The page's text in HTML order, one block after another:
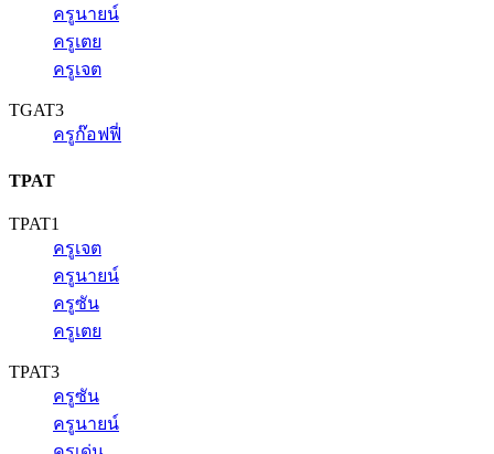
ครูนายน์
ครูเตย
ครูเจต
TGAT3
ครูก๊อฟฟี่
TPAT
TPAT1
ครูเจต
ครูนายน์
ครูซัน
ครูเตย
TPAT3
ครูซัน
ครูนายน์